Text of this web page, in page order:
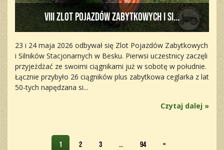
VIII Zlot Pojazdów Zabytkowych i Si...
23 i 24 maja 2026 odbywał się Zlot Pojazdów Zabytkowych
i Silników Stacjonarnych w Besku. Pierwsi uczestnicy zaczęli
przyjeżdżać ze swoimi ciągnikami już w sobotę w południe.
Łącznie przybyło 26 ciągników plus zabytkowa ceglarka z lat
50-tych napędzana si...
Czytaj dalej »
1 2 3 … 94 »